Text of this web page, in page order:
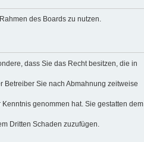
des Boards zu nutzen.
dass Sie das Recht besitzen, die in
Betreiber Sie nach Abmahnung zeitweise
genommen hat. Sie gestatten dem
Dritten Schaden zuzufügen.